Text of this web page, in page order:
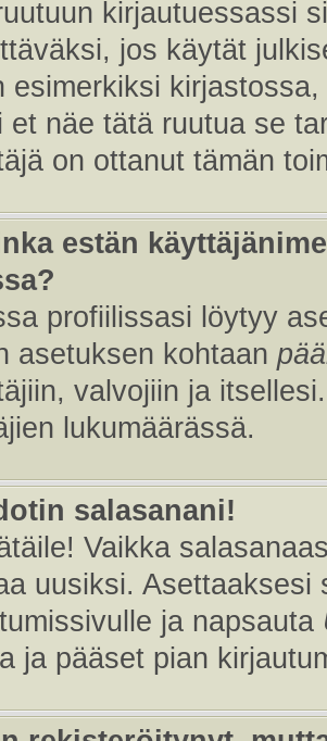
kirjautuessassi
jos käytät
esimerkiksi
et näe tätä ruutua se
on ottanut tämän
estän
profiilissasi löytyy
asetuksen kohtaan
valvojiin ja
lukumäärässä.
salasanani!
Vaikka
uusiksi. Asettaaksesi
ja napsauta
ja pääset pian